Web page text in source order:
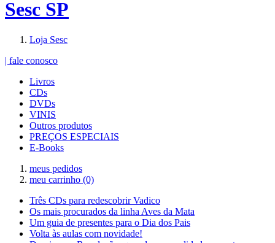
Sesc SP
Loja Sesc
| fale conosco
Livros
CDs
DVDs
VINIS
Outros produtos
PREÇOS ESPECIAIS
E-Books
meus pedidos
meu carrinho (0)
Três CDs para redescobrir Vadico
Os mais procurados da linha Aves da Mata
Um guia de presentes para o Dia dos Pais
Volta às aulas com novidade!